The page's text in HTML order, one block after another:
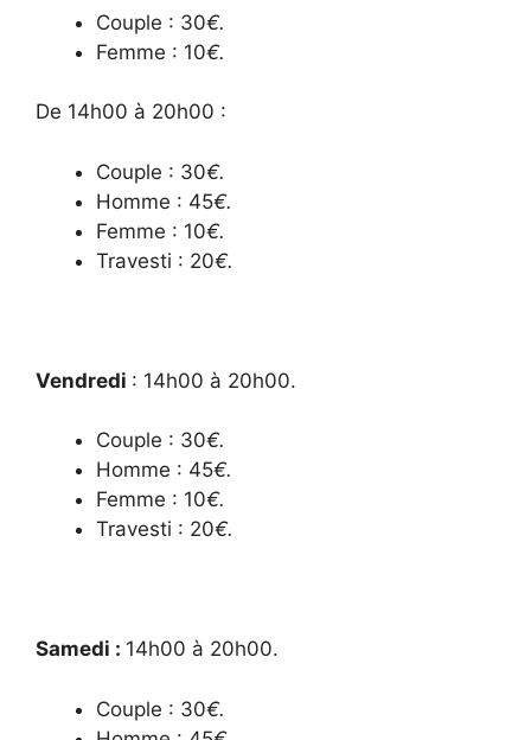
Couple : 30€.
Femme : 10€.
De 14h00 à 20h00 :
Couple : 30€.
Homme : 45€.
Femme : 10€.
Travesti : 20€.
Vendredi : 14h00 à 20h00.
Couple : 30€.
Homme : 45€.
Femme : 10€.
Travesti : 20€.
Samedi : 14h00 à 20h00.
Couple : 30€.